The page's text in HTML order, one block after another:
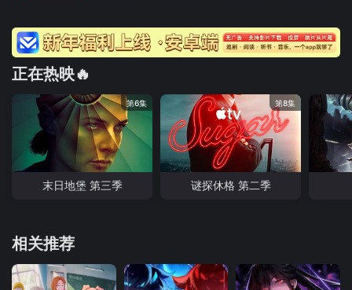
正在热映🔥
第6集
末日地堡 第三季
第8集
谜探休格 第二季
相关推荐